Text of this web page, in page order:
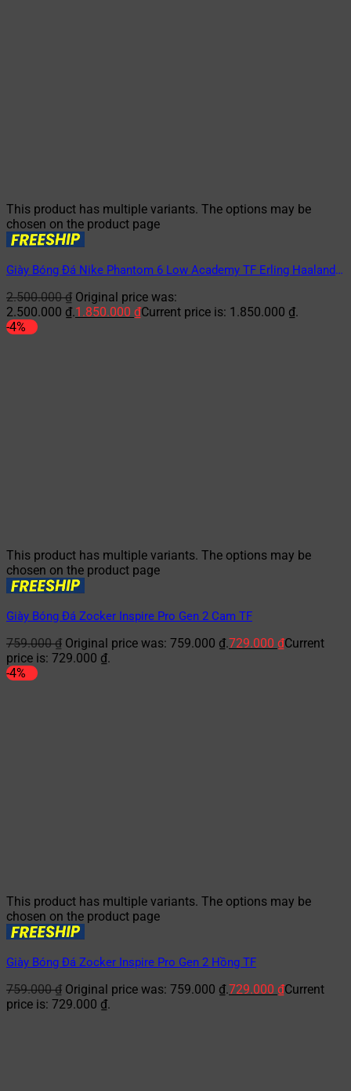
This product has multiple variants. The options may be
chosen on the product page
Giày Bóng Đá Nike Phantom 6 Low Academy TF Erling Haaland
2.500.000₫ Original price was:
2.500.000 ₫.1.850.000 ₫Current price is: 1.850.000 ₫.
-4%
This product has multiple variants. The options may be
chosen on the product page
Giày Bóng Đá Zocker Inspire Pro Gen 2 Cam TF
759.000₫ Original price was: 759.000 ₫.729.000 ₫Current
price is: 729.000 ₫.
-4%
This product has multiple variants. The options may be
chosen on the product page
Giày Bóng Đá Zocker Inspire Pro Gen 2 Hồng TF
759.000₫ Original price was: 759.000 ₫.729.000 ₫Current
price is: 729.000 ₫.